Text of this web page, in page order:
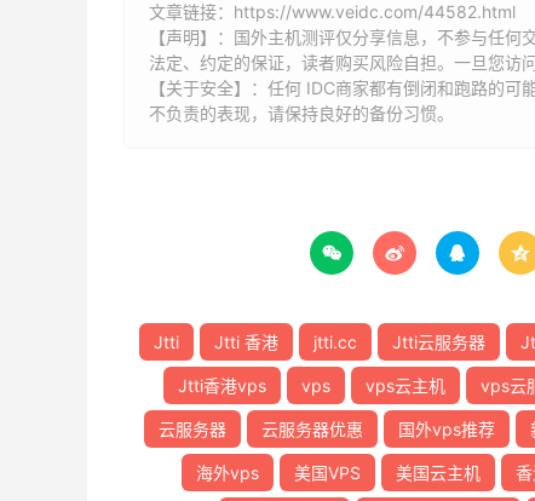
文章链接： https://www.veidc.com/44582.html
【声明】：国外主机测评仅分享信息，不参与任
法定、约定的保证，读者购买风险自担。一旦您访
【关于安全】：任何 IDC商家都有倒闭和跑路的
不负责的表现，请保持良好的备份习惯。
   
Jtti Jtti 香港 jtti.cc Jtti云服务器
Jtti香港vps vps vps云主机 vps云
云服务器 云服务器优惠 国外vps推荐
海外vps 美国VPS 美国云主机